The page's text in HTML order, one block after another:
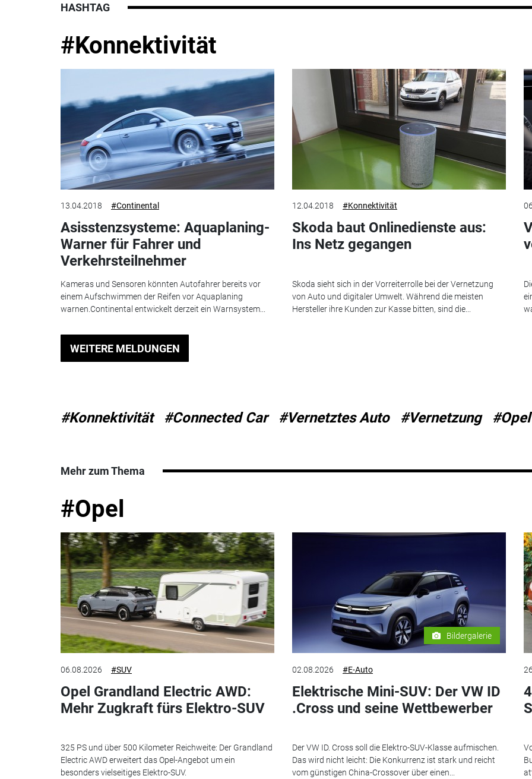
HASHTAG
#Konnektivität
13.04.2018 #Continental
Asisstenzsysteme: Aquaplaning-
Warner für Fahrer und
Verkehrsteilnehmer
Kameras und Sensoren könnten Autofahrer bereits vor
einem Aufschwimmen der Reifen vor Aquaplaning
warnen.Continental entwickelt derzeit ein Warnsystem...
12.04.2018 #Konnektivität
Skoda baut Onlinedienste aus:
Ins Netz gegangen
Skoda sieht sich in der Vorreiterrolle bei der Vernetzung
von Auto und digitaler Umwelt. Während die meisten
Hersteller ihre Kunden zur Kasse bitten, sind die...
WEITERE MELDUNGEN
#Konnektivität #Connected Car #Vernetztes Auto #Vernetzung #Opel
Mehr zum Thema
#Opel
06.08.2026 #SUV
Opel Grandland Electric AWD:
Mehr Zugkraft fürs Elektro-SUV
325 PS und über 500 Kilometer Reichweite: Der Grandland
Electric AWD erweitert das Opel-Angebot um ein
besonders vielseitiges Elektro-SUV.
Bildergalerie
02.08.2026 #E-Auto
Elektrische Mini-SUV: Der VW ID
.Cross und seine Wettbewerber
Der VW ID. Cross soll die Elektro-SUV-Klasse aufmischen.
Das wird nicht leicht: Die Konkurrenz ist stark und reicht
vom günstigen China-Crossover über einen...